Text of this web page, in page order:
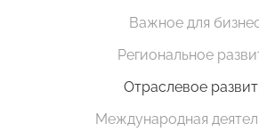
Важное для
Региональное
Отраслевое
Международная